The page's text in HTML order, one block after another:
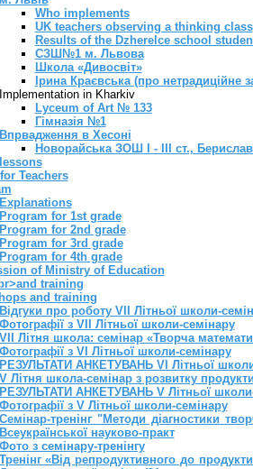
Who implements
UK teachers observing a thinking class
Results of the Dzherelce school
СЗШ№1 м. Львова
Школа «Дивосвіт»
Ірина Краєвська (про нетрадиційне
Implementation in Kharkiv
Lyceum of Art № 133
Гімназія №1
Впрвадження в Хесоні
Новорайська ЗОШ І - ІІІ ст.,
Teachers
Explanations
Program for 1st grade
Program for 2nd grade
Program for 3rd grade
Program for 4th grade
of Ministry of Education
training
and training
Відгуки про роботу VII Літньої школи-
Фотографії з VII Літньої школи-семінару
VII Літня школа: семінар «Творча
Фотографії з VI Літньої школи-семінару
РЕЗУЛЬТАТИ АНКЕТУВАНЬ VI Літньої
V Літня школа-семінар з розвитку
РЕЗУЛЬТАТИ АНКЕТУВАНЬ V Літньої
Фотографії з V Літньої школи-семінару
Семінар-тренінг "Методи діагностики
Всеукраїнської науково-практ
Фото з семінару-тренінгу
Тренінг «Від репродуктивного до